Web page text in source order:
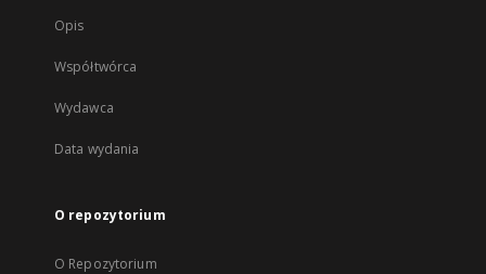
Opis
Współtwórca
Wydawca
Data wydania
O repozytorium
O Repozytorium